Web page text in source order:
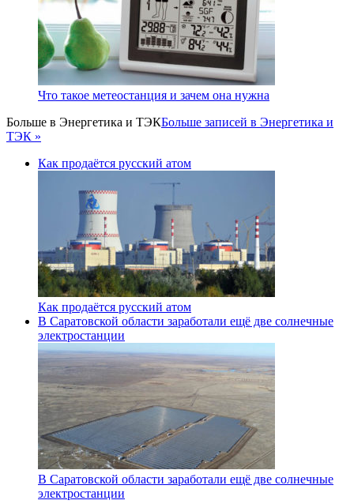
Что такое метеостанция и зачем она нужна
Больше в Энергетика и ТЭКБольше записей в Энергетика и
ТЭК »
Как продаётся русский атом
Как продаётся русский атом
В Саратовской области заработали ещё две солнечные
электростанции
В Саратовской области заработали ещё две солнечные
электростанции